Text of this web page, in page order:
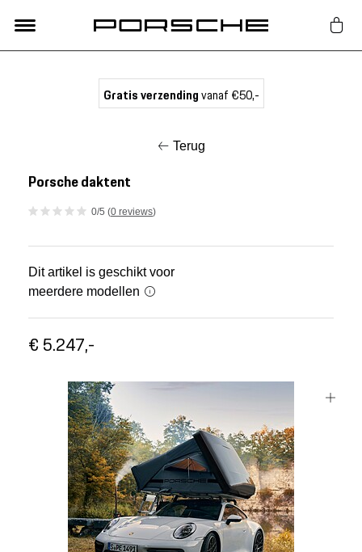
Nieuw
Acties
Porsche finder
Klantenservice
Meer Porsche
Porsche informatie
Gratis verzendingvanaf €50,-
Terug
Porsche daktent
0/5 (0 reviews)
Dit artikel is geschikt voor
meerdere modellen
€ 5.247,-